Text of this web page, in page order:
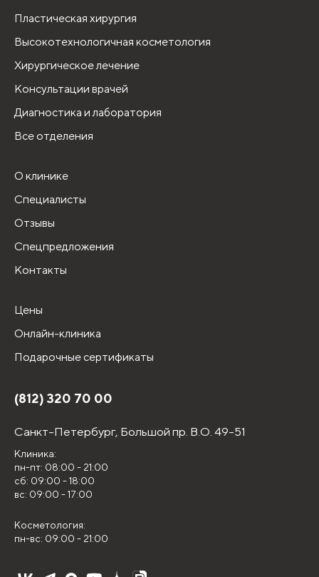
Пластическая хирургия
Высокотехнологичная косметология
Хирургическое лечение
Консультации врачей
Диагностика и лаборатория
Все отделения
О клинике
Специалисты
Отзывы
Спецпредложения
Контакты
Цены
Онлайн-клиника
Подарочные сертификаты
(812) 320 70 00
Санкт-Петербург, Большой пр. В.О. 49-51
Клиника:
пн-пт: 08:00 - 21:00
сб: 09:00 - 18:00
вс: 09:00 - 17:00
Косметология:
пн-вс: 09:00 - 21:00